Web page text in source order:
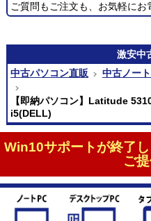
ご質問もご注文も、お気軽にお
激安中
中古パソコン直販
中古ノー
【即納パソコン】Latitude
i5(DELL)
Win10サポートが終了
ご